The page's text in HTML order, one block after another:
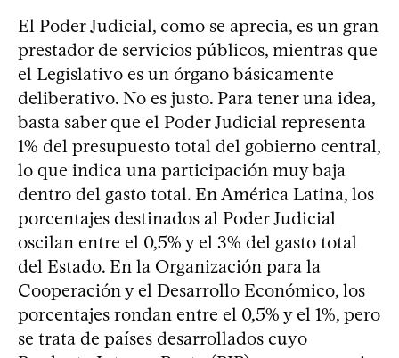
El Poder Judicial, como se aprecia, es un gran
prestador de servicios públicos, mientras que
el Legislativo es un órgano básicamente
deliberativo. No es justo. Para tener una idea,
basta saber que el Poder Judicial representa
1% del presupuesto total del gobierno central,
lo que indica una participación muy baja
dentro del gasto total. En América Latina, los
porcentajes destinados al Poder Judicial
oscilan entre el 0,5% y el 3% del gasto total
del Estado. En la Organización para la
Cooperación y el Desarrollo Económico, los
porcentajes rondan entre el 0,5% y el 1%, pero
se trata de países desarrollados cuyo